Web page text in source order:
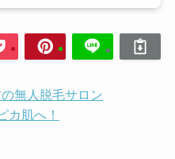
無人脱毛サロン
カ肌へ！